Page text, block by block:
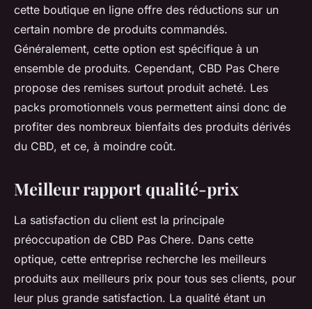
cette boutique en ligne offre des réductions sur un
certain nombre de produits commandés.
Généralement, cette option est spécifique à un
ensemble de produits. Cependant, CBD Pas Chere
propose des remises surtout produit acheté. Les
packs promotionnels vous permettent ainsi donc de
profiter des nombreux bienfaits des produits dérivés
du CBD, et ce, à moindre coût.
Meilleur rapport qualité-prix
La satisfaction du client est la principale
préoccupation de CBD Pas Chere. Dans cette
optique, cette entreprise recherche les meilleurs
produits aux meilleurs prix pour tous ses clients, pour
leur plus grande satisfaction. La qualité étant un